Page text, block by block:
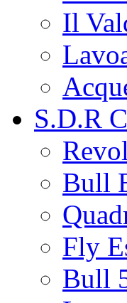
Il
S.D.R
Bull
Fly
Bull